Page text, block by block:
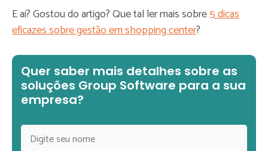
E ai? Gostou do artigo? Que tal ler mais sobre5 dicas
eficazes sobre gestão em shopping center?
Quer saber mais detalhes sobre as
soluções Group Software para a sua
empresa?